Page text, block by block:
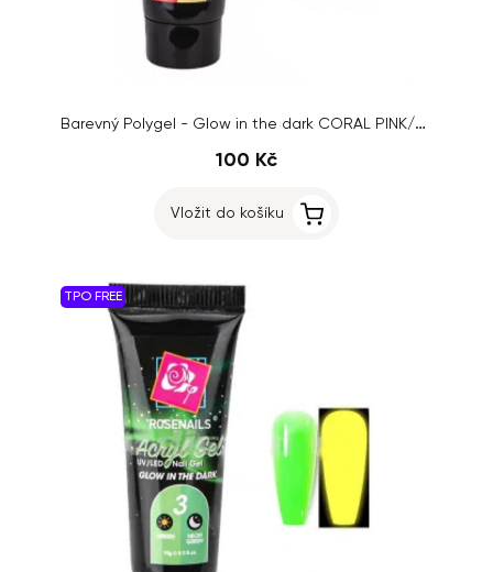
Barevný Polygel - Glow in the dark CORAL PINK/NEON YELLOW č.04, 15g
100 Kč
Vložit do košíku
TPO FREE